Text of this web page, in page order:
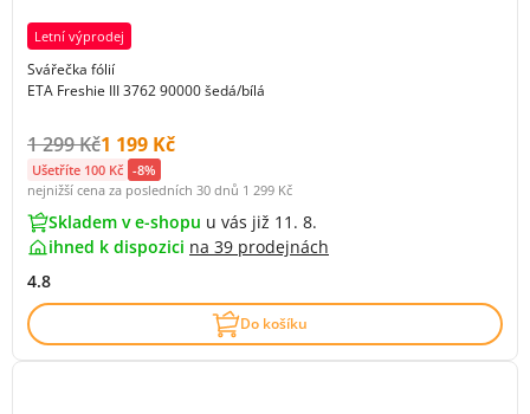
Letní výprodej
Svářečka fólií
ETA Freshie III 3762 90000 šedá/bílá
Původní cena s DPH:
1 299 KčCena s DPH:
1 199 Kč
Ušetříte 100 Kč -8%
nejnižší cena za posledních 30 dnů 1 299 Kč
Skladem v e-shopu u vás již 11. 8.
ihned k dispozici na 39 prodejnách
4.8
Do košíku